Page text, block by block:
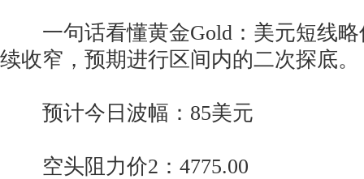
一句话看懂黄金Gold：美元短线略
续收窄，预期进行区间内的二次探底。
预计今日波幅：85美元
空头阻力价2：4775.00